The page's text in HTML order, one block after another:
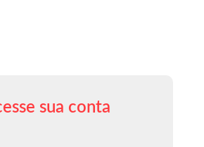
sua conta